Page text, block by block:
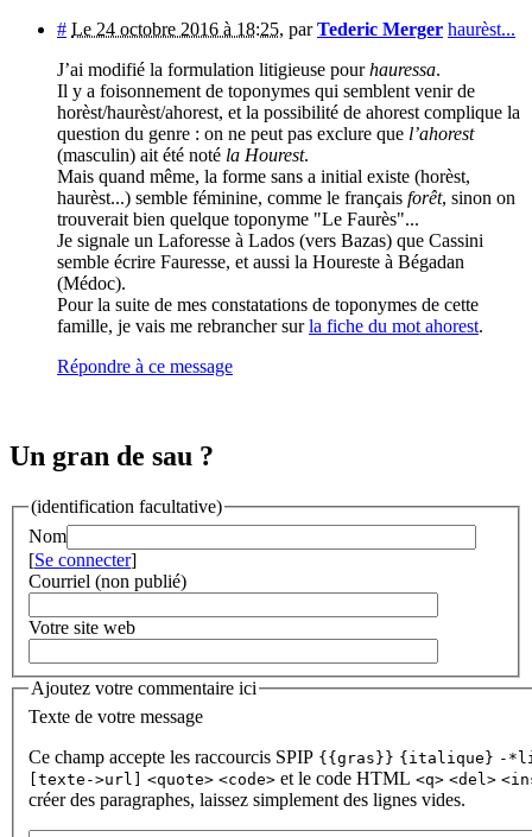
# Le 24 octobre 2016 à 18:25, parTederic Merger haurèst...
J’ai modifié la formulation litigieuse pourhauressa.
Il y a foisonnement de toponymes qui semblent venir de
horèst/haurèst/ahorest, et la possibilité de ahorest complique la
question du genre : on ne peut pas exclure que l’ahorest
(masculin) ait été noté la Hourest.
Mais quand même, la forme sans a initial existe (horèst,
haurèst...) semble féminine, comme le français forêt, sinon on
trouverait bien quelque toponyme "Le Faurès"...
Je signale un Laforesse à Lados (vers Bazas) que Cassini
semble écrire Fauresse, et aussi la Houreste à Bégadan
(Médoc).
Pour la suite de mes constatations de toponymes de cette
famille, je vais me rebrancher surla fiche du mot ahorest.
Répondre à ce message
Un gran de sau ?
(identification facultative)
Nom
[Se connecter]
Courriel (non publié)
Votre site web
Ajoutez votre commentaire ici
Texte de votre message
Ce champ accepte les raccourcis SPIP {{gras}} {italique} -
[texte->url] <quote> <code> et le code HTML <q> <del>
créer des paragraphes, laissez simplement des lignes vides.